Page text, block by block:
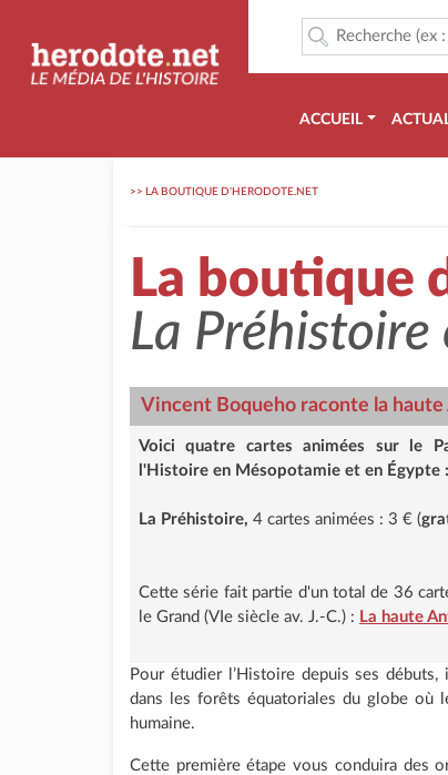
ACCUEIL
>> LA BOUTIQUE D'HERODOTE.NET
La boutique
La
Vincent Boqueho raconte la
Voici quatre cartes animées sur le
l'Histoire en Mésopotamie et en Égypte :
La Préhistoire, 4 cartes animées : 3 € (
Cette série fait partie d'un total de 36
le Grand (VIe siècle av. J.-C.) : La haute
Pour étudier l’Histoire depuis ses
dans les forêts équatoriales du globe où
humaine.
Cette première étape vous conduira des